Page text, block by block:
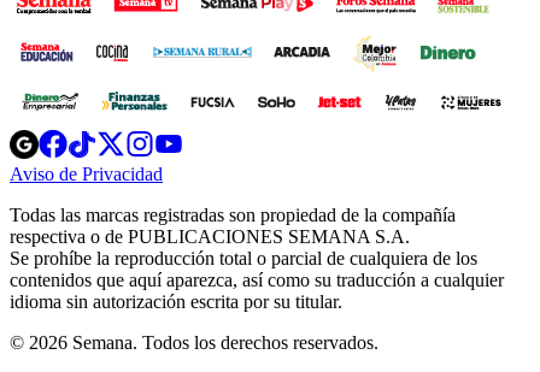
Opens
in
new
Opens
in
new
Opens
in
new
window
Opens
new
windowwindow
Aviso de Privacidad
new
window
Todas las marcas registradas son propiedad de la compañía
respectiva o de PUBLICACIONES SEMANA S.A.
Se prohíbe la reproducción total o parcial de cualquiera de los
contenidos que aquí aparezca, así como su traducción a cualquier
idioma sin autorización escrita por su titular.
© 2026 Semana. Todos los derechos reservados.